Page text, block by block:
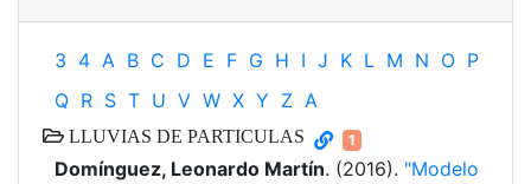
3 4 A B C D E F G H I J K L M N O P
Q R S T U V W X Y Z Α
LLUVIAS DE PARTICULAS 1
Domínguez, Leonardo Martín. (2016). "Modelo